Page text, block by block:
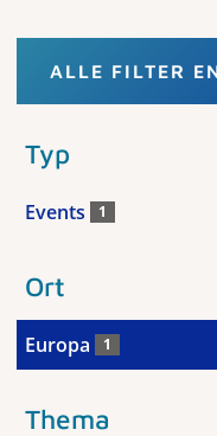
ALLE FILTER
Typ
Events 1
Ort
Europa 1
Thema